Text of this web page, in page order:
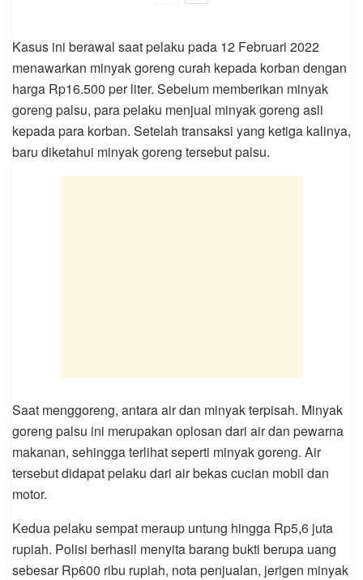
Kasus ini berawal saat pelaku pada 12 Februari 2022
menawarkan minyak goreng curah kepada korban dengan
harga Rp16.500 per liter. Sebelum memberikan minyak
goreng palsu, para pelaku menjual minyak goreng asli
kepada para korban. Setelah transaksi yang ketiga kalinya,
baru diketahui minyak goreng tersebut palsu.
Saat menggoreng, antara air dan minyak terpisah. Minyak
goreng palsu ini merupakan oplosan dari air dan pewarna
makanan, sehingga terlihat seperti minyak goreng. Air
tersebut didapat pelaku dari air bekas cucian mobil dan
motor.
Kedua pelaku sempat meraup untung hingga Rp5,6 juta
rupiah. Polisi berhasil menyita barang bukti berupa uang
sebesar Rp600 ribu rupiah, nota penjualan, jerigen minyak